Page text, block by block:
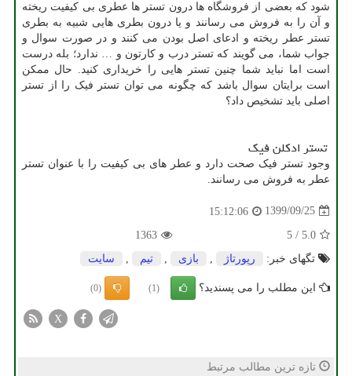
شود که بعضی از فروشگاه ها درون تستر ها عطری بی کیفیت ریخته
و آن را به فروش می رسانند و یا درون بطری هایی شبیه به بطری
تستر عطر ریخته و ادعای اصل بودن می کنند و در صورت سوال و
جواب شما، می گویند که تستر درب و کارتون و … ندارد؛ بله درست
است اما نباید شما چنین تستر هایی را خریداری کنید. حال ممکن
است برایتان سوال باشد که چگونه می توان تستر فیک را از تستر
اصلی باید تشخیص داد؟
تستر ادکلن فیک
وجود تستر فیک صحت دارد و عطر های بی کیفیت را با عنوان تستر
عطر به فروش می رسانند.
1399/09/25
15:12:06
5.0
/
5
1363
تگهای خبر:
رپورتاژ بازی تیم سایت
این مطلب را می پسندید؟ (1)
(0)
X
تازه ترین مطالب مرتبط